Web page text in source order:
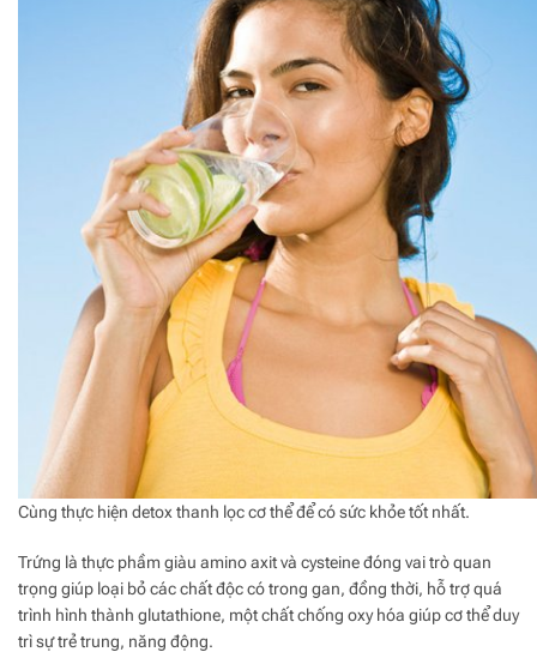
Cùng thực hiện detox thanh lọc cơ thể để có sức khỏe tốt nhất.
Trứng là thực phầm giàu amino axit và cysteine đóng vai trò quan
trọng giúp loại bỏ các chất độc có trong gan, đồng thời, hỗ trợ quá
trình hình thành glutathione, một chất chống oxy hóa giúp cơ thể duy
trì sự trẻ trung, năng động.